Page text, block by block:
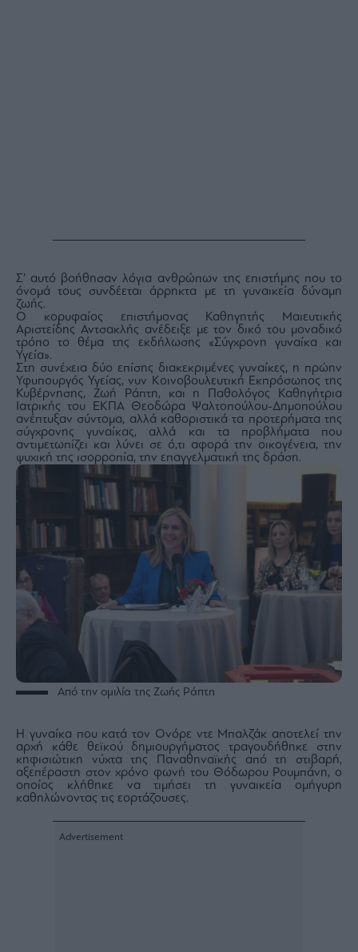
Σ’ αυτό βοήθησαν λόγια ανθρώπων της επιστήμης που το
όνομά τους συνδέεται άρρηκτα με τη γυναικεία δύναμη
ζωής.
Ο κορυφαίος επιστήμονας Καθηγητής Μαιευτικής
Αριστείδης Αντσακλής ανέδειξε με τον δικό του μοναδικό
τρόπο το θέμα της εκδήλωσης «Σύγχρονη γυναίκα και
Υγεία».
Στη συνέχεια δύο επίσης διακεκριμένες γυναίκες, η πρώην
Υφυπουργός Υγείας, νυν Κοινοβουλευτική Εκπρόσωπος της
Κυβέρνησης, Ζωή Ράπτη, και η Παθολόγος Καθηγήτρια
Ιατρικής του ΕΚΠΑ Θεοδώρα Ψαλτοπούλου-Δημοπούλου
ανέπτυξαν σύντομα, αλλά καθοριστικά τα προτερήματα της
σύγχρονης γυναίκας, αλλά και τα προβλήματα που
αντιμετωπίζει και λύνει σε ό,τι αφορά την οικογένεια, την
ψυχική της ισορροπία, την επαγγελματική της δράση.
Από την ομιλία της Ζωής Ράπτη
Η γυναίκα που κατά τον Ονόρε ντε Μπαλζάκ αποτελεί την
αρχή κάθε θεϊκού δημιουργήματος τραγουδήθηκε στην
κηφισιώτικη νύχτα της Παναθηναϊκής από τη στιβαρή,
αξεπέραστη στον χρόνο φωνή του Θόδωρου Ρουμπάνη, ο
οποίος κλήθηκε να τιμήσει τη γυναικεία ομήγυρη
καθηλώνοντας τις εορτάζουσες.